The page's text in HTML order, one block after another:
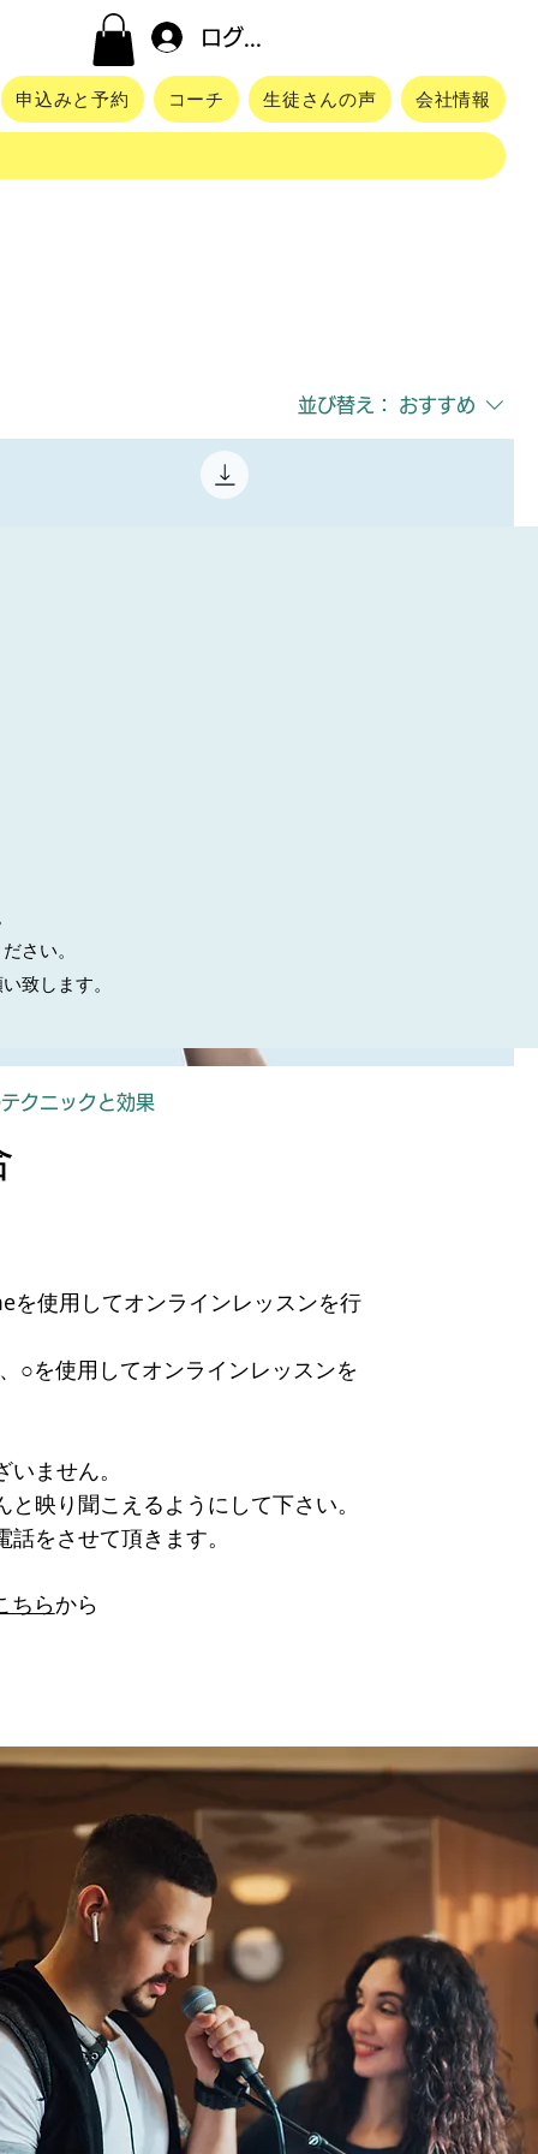
ログイン
申込みと予約 コーチ 生徒さんの声 会社情報
並び替え： おすすめ
クニックと効果
さい。
致します。
を使用してオンラインレッスンを行
○を使用してオンラインレッスンを
ません。
映り聞こえるようにして下さい。
をさせて頂きます。
ちらから